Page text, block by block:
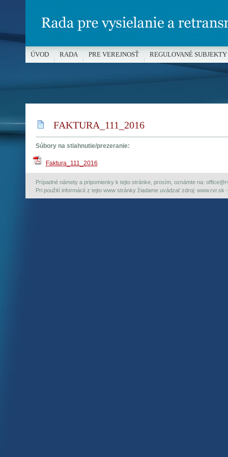
FAKTURA_111_2016
Súbory na stiahnutie/prezeranie:
Faktura_111_2016
Prípadné námety a pripomienky k tejto stránke, prosím, oznámte na:
Pri použití informácií z tejto www stránky žiadame uvádzať zdroj: www.rvr.sk
ÚVOD RADA PRE VEREJNOSŤ REGULOVANÉ SUBJEKTY